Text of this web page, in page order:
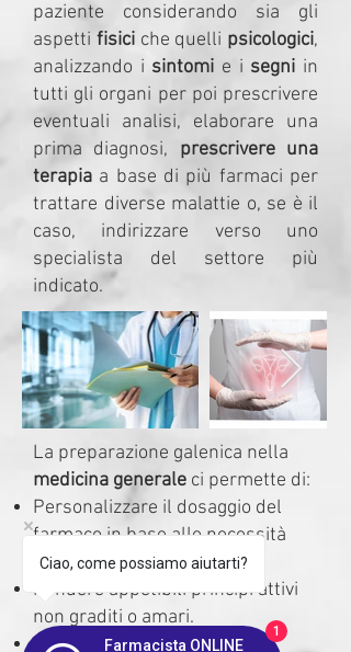
paziente considerando sia gli
aspetti fisiciche quelli psicologici,
analizzando i sintomi e i segni in
tutti gli organi per poi prescrivere
eventuali analisi, elaborare una
prima diagnosi, prescrivere una
terapia a base di più farmaci per
trattare diverse malattie o, se è il
caso, indirizzare verso uno
specialista del settore più
indicato.
La preparazione galenica nella
medicina generale ci permette di:​
Personalizzare il dosaggio del
farmaco in base alle necessità
terapeutiche del medico.
Rendere appetibili principi attivi
non graditi o amari.
Rendere un farmaco
Ciao, come possiamo aiutarti?
Farmacista ONLINE
1